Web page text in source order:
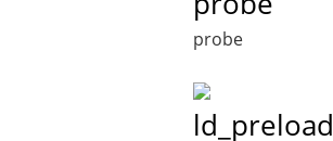
probe
ld_preload